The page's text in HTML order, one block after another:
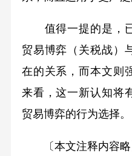
值得一提的是，已
贸易博弈（关税战）
在的关系，而本文则
来看，这一新认知将
贸易博弈的行为选择。
〔本文注释内容略